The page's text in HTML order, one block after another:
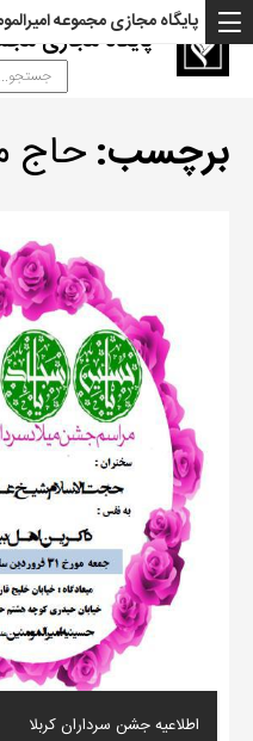
پایگاه مجازی
پایگاه مجازی مجموعه
برچسب:حاج
اطلاعیه جشن سرداران کربلا